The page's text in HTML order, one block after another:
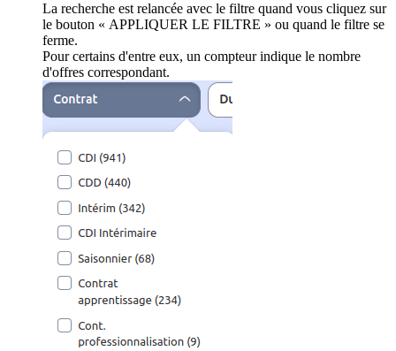
La recherche est relancée avec le filtre quand vous cliquez sur
le bouton « APPLIQUER LE FILTRE » ou quand le filtre se
ferme.
Pour certains d'entre eux, un compteur indique le nombre
d'offres correspondant.